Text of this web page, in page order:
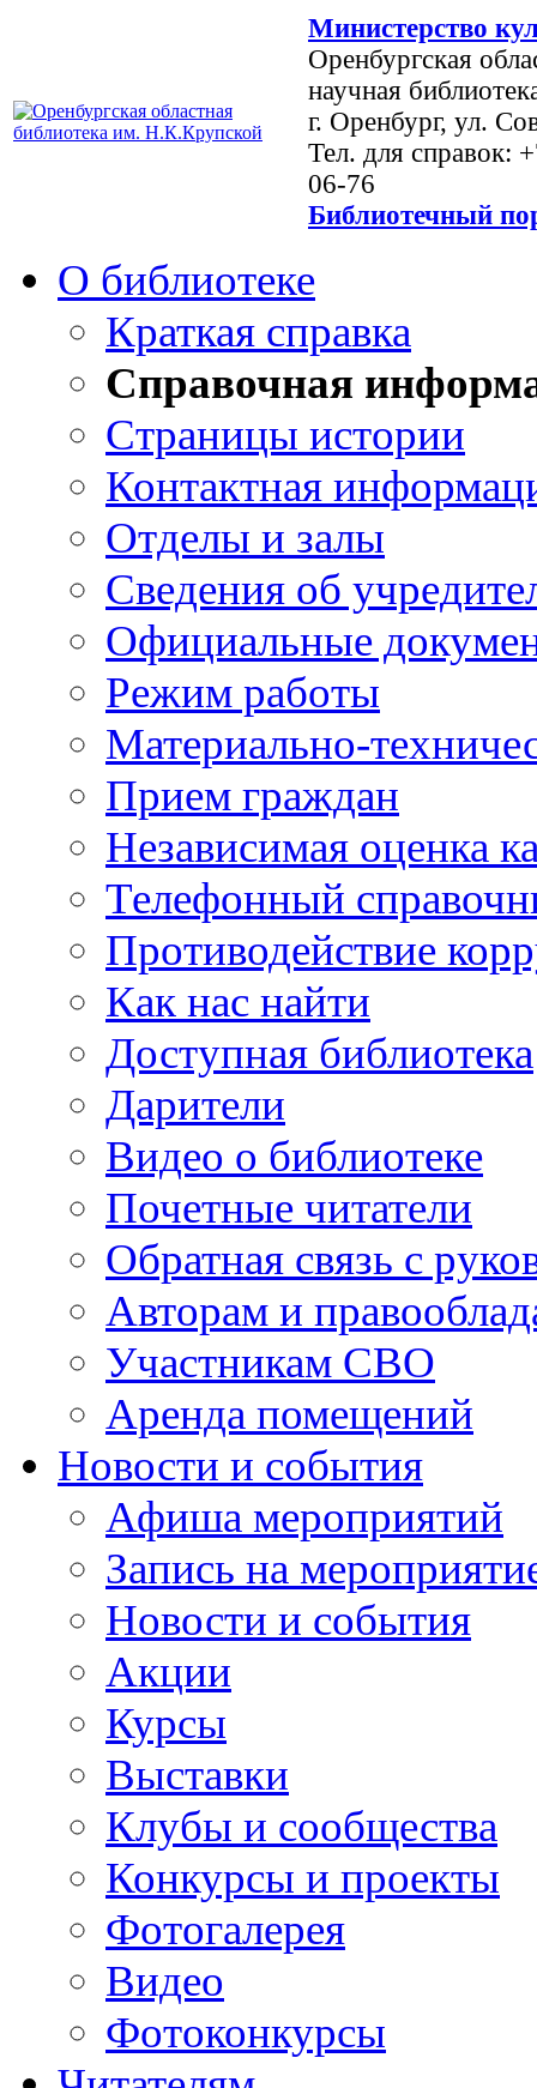
Министерство
Оренбургская
научная
г. Оренбург, ул.
Тел. для справок:
06-76
Библиотечный
О библиотеке
Краткая справка
Справочная
Страницы истории
Контактная
Отделы и залы
Сведения об
Официальные
Режим работы
Материально-
Прием граждан
Независимая оценка
Телефонный
Противодействие
Как нас найти
Доступная библиотека
Дарители
Видео о библиотеке
Почетные читатели
Обратная связь с
Авторам и
Участникам СВО
Аренда помещений
Новости и события
Афиша мероприятий
Запись на
Новости и события
Акции
Курсы
Выставки
Клубы и сообщества
Конкурсы и проекты
Фотогалерея
Видео
Фотоконкурсы